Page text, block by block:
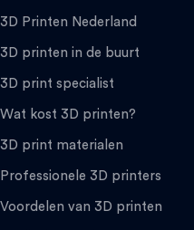
3D Printen Nederland
3D printen in de buurt
3D print specialist
Wat kost 3D printen?
3D print materialen
Professionele 3D printers
Voordelen van 3D printen